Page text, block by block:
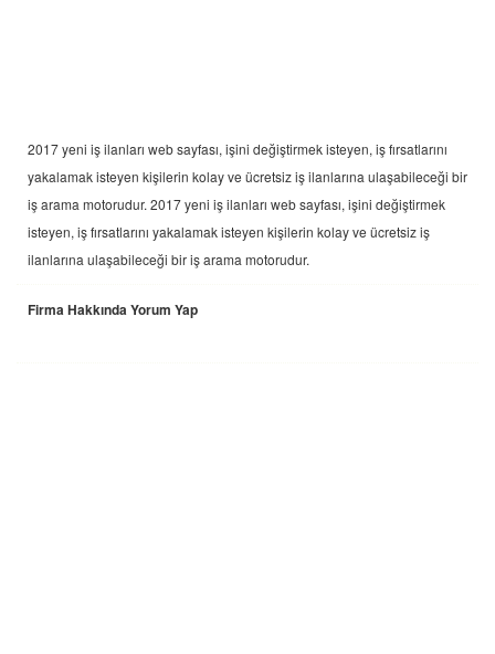
2017 yeni iş ilanları web sayfası, işini değiştirmek isteyen, iş fırsatlarını
yakalamak isteyen kişilerin kolay ve ücretsiz iş ilanlarına ulaşabileceği bir
iş arama motorudur. 2017 yeni iş ilanları web sayfası, işini değiştirmek
isteyen, iş fırsatlarını yakalamak isteyen kişilerin kolay ve ücretsiz iş
ilanlarına ulaşabileceği bir iş arama motorudur.
Firma Hakkında Yorum Yap